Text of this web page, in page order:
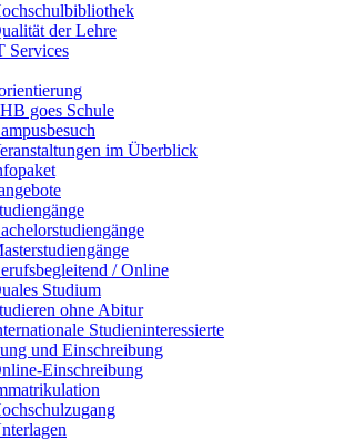
der Lehre
Services
goes Schule
im Überblick
/ Online
Studium
ohne Abitur
Studieninteressierte
und Einschreibung
Einschreibung